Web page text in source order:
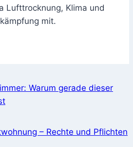
Lufttrocknung, Klima und
mit.
Warum gerade dieser
– Rechte und Pflichten